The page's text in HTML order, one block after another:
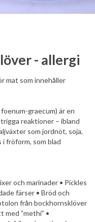
- allergi
mat som innehåller
graecum) är en
reaktioner – ibland
som jordnöt, soja,
i fröform, som blad
och marinader • Pickles
färser • Bröd och
från bockhornsklöver
”methi” •